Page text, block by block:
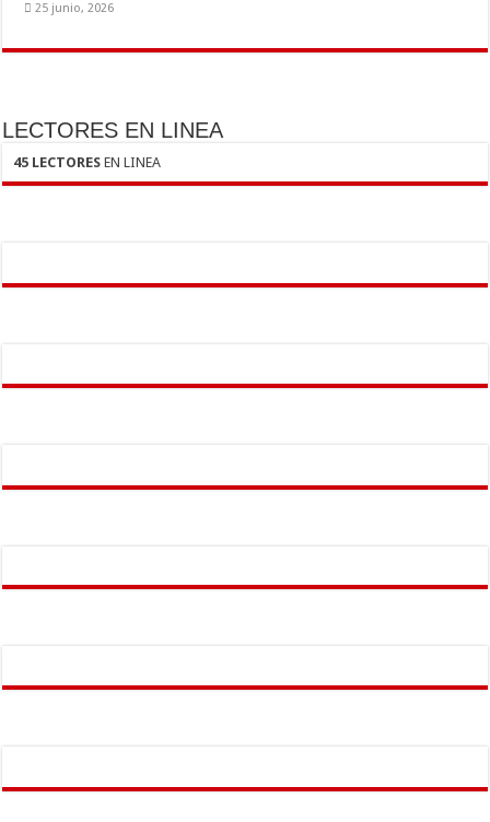
25 junio, 2026
LECTORES EN LINEA
45 LECTORES EN LINEA